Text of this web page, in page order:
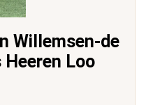
Willemsen-de
Heeren Loo